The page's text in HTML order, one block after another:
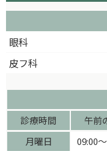
眼科
皮フ科
診療時間
午前
月曜日
09:00